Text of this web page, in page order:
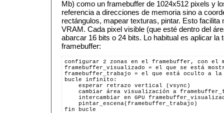
Mb) como un framebuffer de 1024x512 pixels y
referencia a direcciones de memoria sino a
rectángulos, mapear texturas, pintar. Esto facilita
VRAM. Cada pixel visible (que esté dentro del
abarcar 16 bits o 24 bits. Lo habitual es aplicar la
framebuffer:
configurar 2 zonas en el framebuffer, con el
framebuffer_visualizado = el que se está
framebuffer_trabajo = el que está oculto a
bucle infinito:
    esperar retrazo vertical (vsync)
cambiar área visualización a
intercambiar en GPU
    pintar_escena(framebuffer_trabajo)
fin bucle